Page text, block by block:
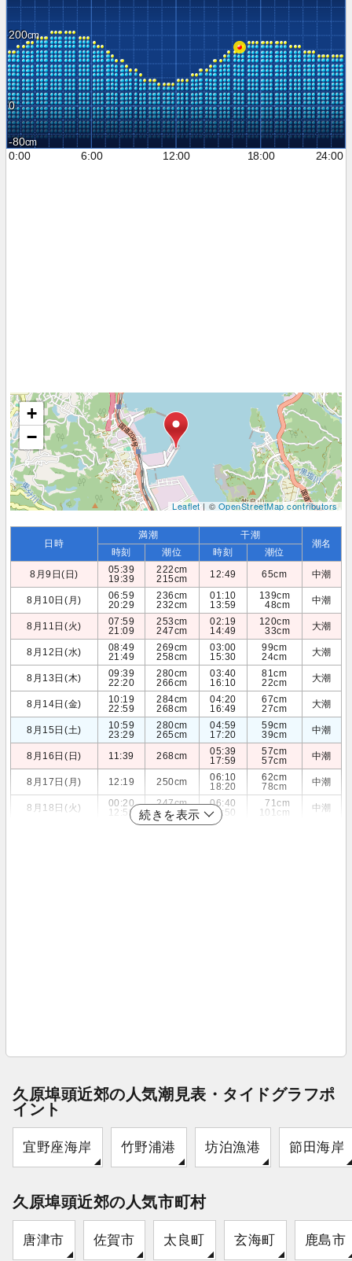
200
0
-80
0:00
6:00 12:00 18:00 24:00
+
−
Leaflet| ©OpenStreetMap contributors
日時
満潮 干潮
潮名
時刻 潮位 時刻
潮位
8月9日(日)
05:39
19:39
222cm
215cm
12:49 65cm 中潮
8月10日(月)
06:59
20:29
236cm
232cm
01:10
13:59
139cm
48cm
中潮
8月11日(火)
07:59
21:09
253cm
247cm
02:19
14:49
120cm
33cm
大潮
8月12日(水)
08:49
21:49
269cm
258cm
03:00
15:30
99cm
24cm
大潮
8月13日(木)
09:39
22:20
280cm
266cm
03:40
16:10
81cm
22cm
大潮
8月14日(金)
10:19
22:59
284cm
268cm
04:20
16:49
67cm
27cm
大潮
8月15日(土)
10:59
23:29
280cm
265cm
04:59
17:20
59cm
39cm
中潮
8月16日(日) 11:39 268cm
05:39
17:59
57cm
57cm
中潮
8月17日(月) 12:19 250cm
06:10
18:20
62cm
78cm
中潮
8月18日(火)
00:20
12:59
247cm
229cm
06:40
18:50
71cm
101cm
中潮
続きを表示
久原埠頭近郊の人気潮見表・タイドグラフポ
イント
宜野座海岸 竹野浦港 坊泊漁港 節田海岸
久原埠頭近郊の人気市町村
唐津市 佐賀市 太良町 玄海町 鹿島市